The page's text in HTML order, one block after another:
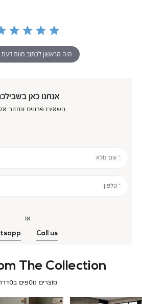
היה הראשון לכתוב חוות דעת
אנחנו כאן
השאירו פרטים ונחזור
* שם מלא
* טלפון
או
Call us
The Collection
מוצרים נוספים